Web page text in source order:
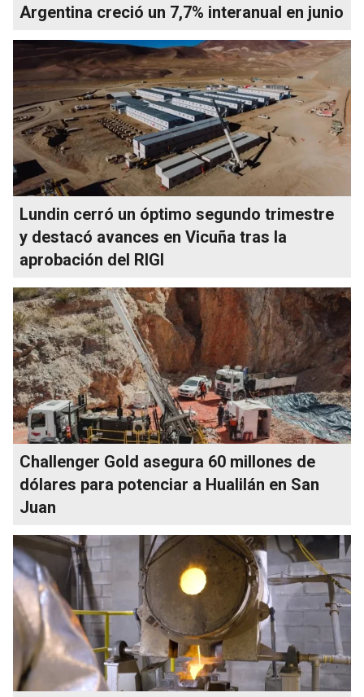
Argentina creció un 7,7% interanual en junio
Lundin cerró un óptimo segundo trimestre
y destacó avances en Vicuña tras la
aprobación del RIGI
Challenger Gold asegura 60 millones de
dólares para potenciar a Hualilán en San
Juan